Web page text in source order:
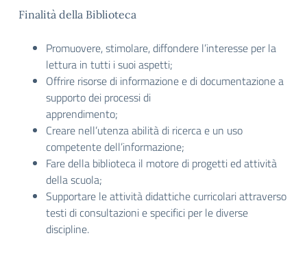
Finalità della Biblioteca
Promuovere, stimolare, diffondere l’interesse per la
lettura in tutti i suoi aspetti;
Offrire risorse di informazione e di documentazione a
supporto dei processi di
apprendimento;
Creare nell’utenza abilità di ricerca e un uso
competente dell’informazione;
Fare della biblioteca il motore di progetti ed attività
della scuola;
Supportare le attività didattiche curricolari attraverso
testi di consultazioni e specifici per le diverse
discipline.